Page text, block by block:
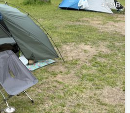
4月20日